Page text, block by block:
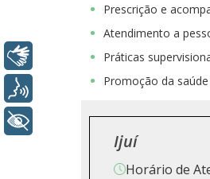
Prescrição e
Atendimento a
Práticas
Promoção da
Ijuí
Horário de
+ Acessibilidade